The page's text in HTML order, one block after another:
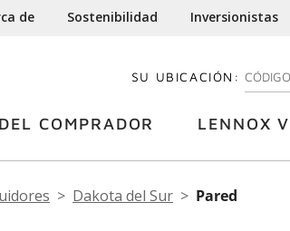
de Sostenibilidad Inversionistas
SU UBICACIÓN:
COMPRADOR LENNOX
Dakota del Sur Pared